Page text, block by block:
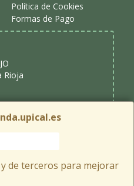
de terceros para mejorar
Política de Cookies
Formas de Pago
Rioja